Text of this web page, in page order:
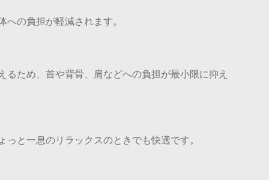
の負担が軽減されます。
ため、首や背骨、肩などへの負担が最小限に抑え
と一息のリラックスのときでも快適です。